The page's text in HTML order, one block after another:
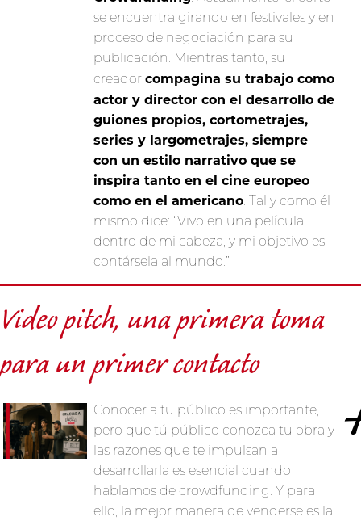
se encuentra girando en festivales y en
proceso de negociación para su
publicación. Mientras tanto, su
creadorcompagina su trabajo como
actor y director con el desarrollo de
guiones propios, cortometrajes,
series y largometrajes, siempre
con un estilo narrativo que se
inspira tanto en el cine europeo
como en el americano . Tal y como él
mismo dice: “Vivo en una película
dentro de mi cabeza, y mi objetivo es
contársela al mundo.”
Video pitch, una primera toma
para un primer contacto
Conocer a tu público es importante,
pero que tú público conozca tu obra y
las razones que te impulsan a
desarrollarla es esencial cuando
hablamos de crowdfunding. Y para
ello, la mejor manera de venderse es la